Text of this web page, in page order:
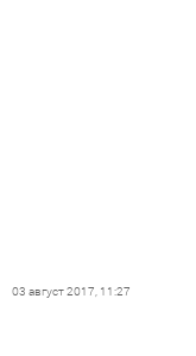
03 август 2017, 11:27